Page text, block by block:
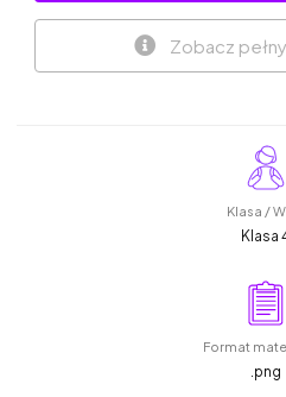
Zobacz
Klasa /
Klasa
Format
.png